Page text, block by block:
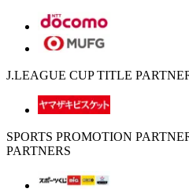
J.LEAGUE CUP TITLE
SPORTS PROMOTION
PARTNERS